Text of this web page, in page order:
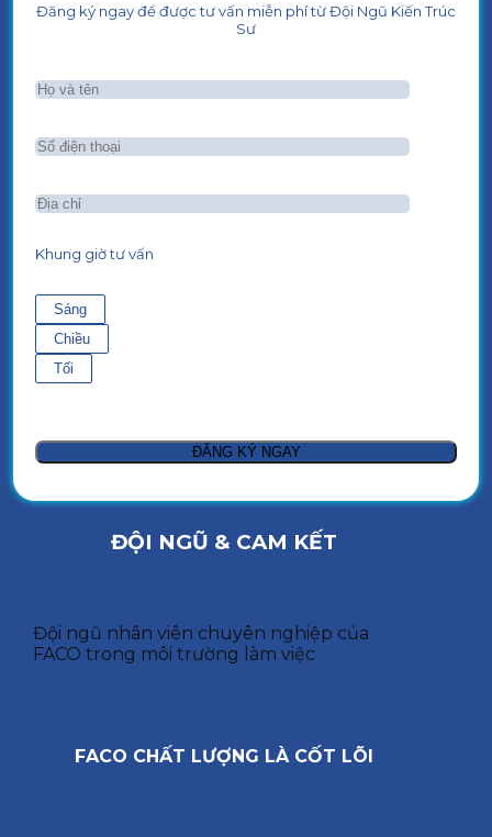
Đăng ký ngay để được tư vấn miễn phí từ Đội Ngũ Kiến Trúc
Sư
Khung giờ tư vấn
Sáng
Chiều
Tối
ĐỘI NGŨ & CAM KẾT
Đội ngũ nhân viên chuyên nghiệp của
FACO trong môi trường làm việc
FACO CHẤT LƯỢNG LÀ CỐT LÕI